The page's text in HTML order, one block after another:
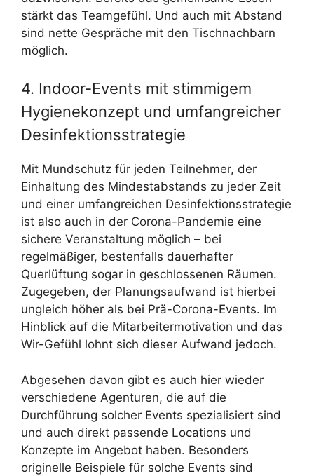
stärkt das Teamgefühl. Und auch mit Abstand
sind nette Gespräche mit den Tischnachbarn
möglich.
4. Indoor-Events mit stimmigem
Hygienekonzept und umfangreicher
Desinfektionsstrategie
Mit Mundschutz für jeden Teilnehmer, der
Einhaltung des Mindestabstands zu jeder Zeit
und einer umfangreichen Desinfektionsstrategie
ist also auch in der Corona-Pandemie eine
sichere Veranstaltung möglich – bei
regelmäßiger, bestenfalls dauerhafter
Querlüftung sogar in geschlossenen Räumen.
Zugegeben, der Planungsaufwand ist hierbei
ungleich höher als bei Prä-Corona-Events. Im
Hinblick auf die Mitarbeitermotivation und das
Wir-Gefühl lohnt sich dieser Aufwand jedoch.
Abgesehen davon gibt es auch hier wieder
verschiedene Agenturen, die auf die
Durchführung solcher Events spezialisiert sind
und auch direkt passende Locations und
Konzepte im Angebot haben. Besonders
originelle Beispiele für solche Events sind